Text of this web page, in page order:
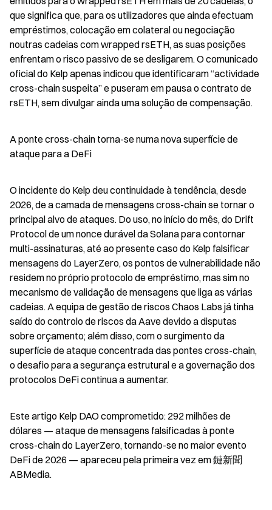
que significa que, para os utilizadores que ainda efectuam
empréstimos, colocação em colateral ou negociação
noutras cadeias com wrapped rsETH, as suas posições
enfrentam o risco passivo de se desligarem. O comunicado
oficial do Kelp apenas indicou que identificaram “actividade
cross-chain suspeita” e puseram em pausa o contrato de
rsETH, sem divulgar ainda uma solução de compensação.
A ponte cross-chain torna-se numa nova superfície de
ataque para a DeFi
O incidente do Kelp deu continuidade à tendência, desde
2026, de a camada de mensagens cross-chain se tornar o
principal alvo de ataques. Do uso, no início do mês, do Drift
Protocol de um nonce durável da Solana para contornar
multi-assinaturas, até ao presente caso do Kelp falsificar
mensagens do LayerZero, os pontos de vulnerabilidade não
residem no próprio protocolo de empréstimo, mas sim no
mecanismo de validação de mensagens que liga as várias
cadeias. A equipa de gestão de riscos Chaos Labs já tinha
saído do controlo de riscos da Aave devido a disputas
sobre orçamento; além disso, com o surgimento da
superfície de ataque concentrada das pontes cross-chain,
o desafio para a segurança estrutural e a governação dos
protocolos DeFi continua a aumentar.
Este artigo Kelp DAO comprometido: 292 milhões de
dólares — ataque de mensagens falsificadas à ponte
cross-chain do LayerZero, tornando-se no maior evento
DeFi de 2026 — apareceu pela primeira vez em 鏈新聞
ABMedia.